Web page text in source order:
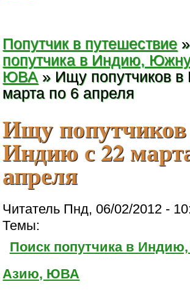
Попутчик в путешествие »
попутчика в Индию,
ЮВА » Ищу попутчиков
марта по 6 апреля
Ищу
Индию с 22
апреля
Читатель Пнд, 06/02/2012 -
Темы:
Поиск попутчика в
Азию, ЮВА